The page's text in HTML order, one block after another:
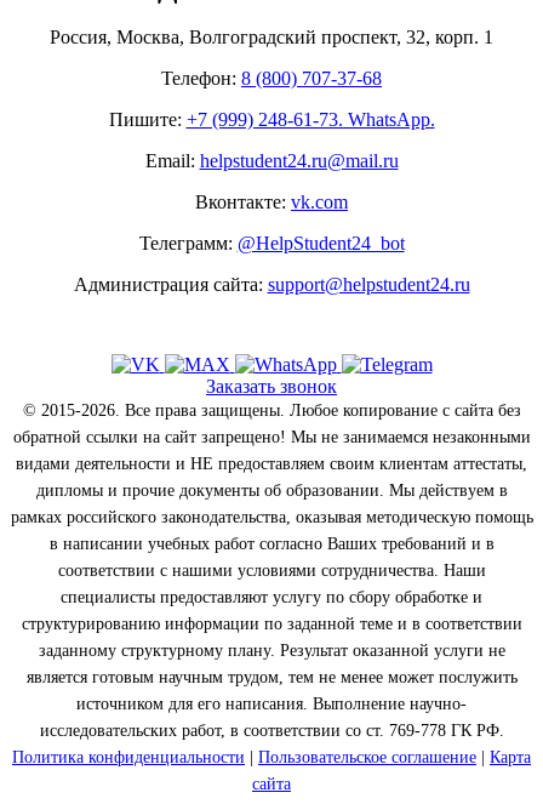
Россия, Москва, Волгоградский проспект, 32, корп. 1
Телефон: 8 (800) 707-37-68
Пишите: +7 (999) 248-61-73. WhatsApp.
Email: helpstudent24.ru@mail.ru
Вконтакте: vk.com
Телеграмм: @HelpStudent24_bot
Администрация сайта: support@helpstudent24.ru
Заказать звонок
© 2015-2026. Все права защищены. Любое копирование с сайта без
обратной ссылки на сайт запрещено! Мы не занимаемся незаконными
видами деятельности и НЕ предоставляем своим клиентам аттестаты,
дипломы и прочие документы об образовании. Мы действуем в
рамках российского законодательства, оказывая методическую помощь
в написании учебных работ согласно Ваших требований и в
соответствии с нашими условиями сотрудничества. Наши
специалисты предоставляют услугу по сбору обработке и
структурированию информации по заданной теме и в соответствии
заданному структурному плану. Результат оказанной услуги не
является готовым научным трудом, тем не менее может послужить
источником для его написания. Выполнение научно-
исследовательских работ, в соответствии со ст. 769-778 ГК РФ.
Политика конфиденциальности
Пользовательское соглашение
Карта
сайта